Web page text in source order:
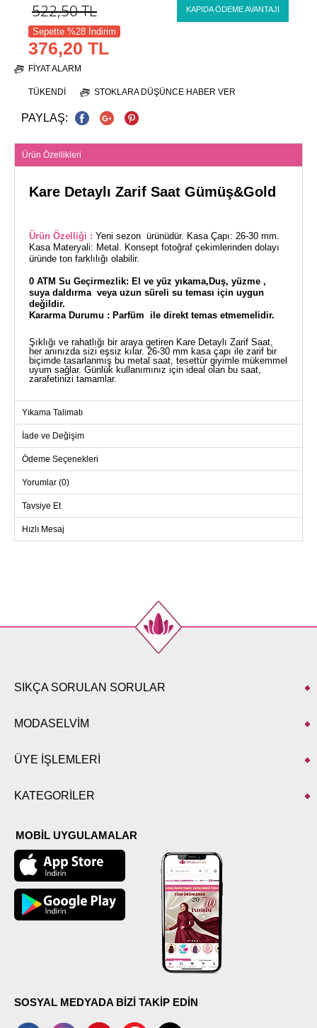
522,50TL KAPIDA ÖDEME AVANTAJI
Sepette %28 İndirim
376,20 TL
FIYAT ALARM
TÜKENDI STOKLARA DÜŞÜNCE HABER VER
PAYLAŞ:
Ürün Özellikleri
Kare Detaylı Zarif Saat Gümüş&Gold
Ürün Özelliği : Yeni sezon ürünüdür. Kasa Çapı: 26-30 mm.
Kasa Materyali: Metal. Konsept fotoğraf çekimlerinden dolayı
üründe ton farklılığı olabilir.
0 ATM Su Geçirmezlik: El ve yüz yıkama,Duş, yüzme ,
suya daldırma veya uzun süreli su teması için uygun
değildir.
Kararma Durumu : Parfüm ile direkt temas etmemelidir.
Şıklığı ve rahatlığı bir araya getiren Kare Detaylı Zarif Saat,
her anınızda sizi eşsiz kılar. 26-30 mm kasa çapı ile zarif bir
biçimde tasarlanmış bu metal saat, tesettür giyimle mükemmel
uyum sağlar. Günlük kullanımınız için ideal olan bu saat,
zarafetinizi tamamlar.
Yıkama Talimatı
İade ve Değişim
Ödeme Seçenekleri
Yorumlar (0)
Tavsiye Et
Hızlı Mesaj
SIKÇA SORULAN SORULAR
MODASELVİM
ÜYE İŞLEMLERİ
KATEGORİLER
MOBİL UYGULAMALAR
SOSYAL MEDYADA BİZİ TAKİP EDİN